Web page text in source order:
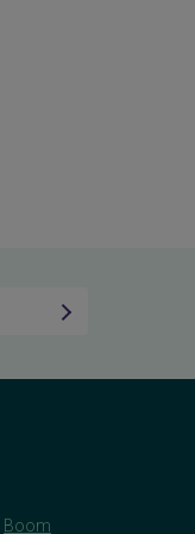
Boom